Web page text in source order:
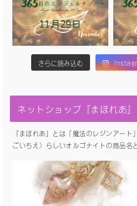
さらに読み込む
ネットショップ『まほれあ』
『まほれあ』とは「魔法のレジンアート
ごいちえ）らしいオルゴナイトの商品名